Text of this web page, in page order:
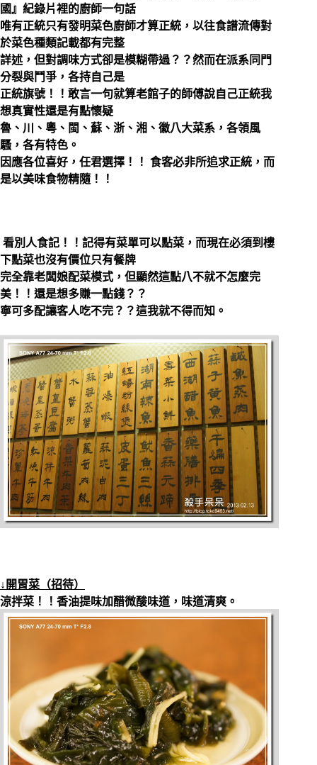
國』紀錄片裡的廚師一句話
唯有正統只有發明菜色廚師才算正統，以往食譜流傳對
於菜色種類記載都有完整
詳述，但對調味方式卻是模糊帶過？？然而在派系同門
分裂與鬥爭，各持自己是
正統旗號！！敢言一句就算老館子的師傅說自己正統我
想真實性還是有點懷疑
魯、川、粵、閩、蘇、浙、湘、徽八大菜系，各領風
騷，各有特色。
因應各位喜好，任君選擇！！ 食客必非所追求正統，而
是以美味食物精隨！！
看別人食記！！記得有菜單可以點菜，而現在必須到樓
下點菜也沒有價位只有餐牌
完全靠老闆娘配菜模式，但顯然這點八不就不怎麼完
美！！還是想多賺一點錢？？
寧可多配讓客人吃不完？？這我就不得而知。
↓開胃菜（招待）
涼拌菜！！香油提味加醋微酸味道，味道清爽。